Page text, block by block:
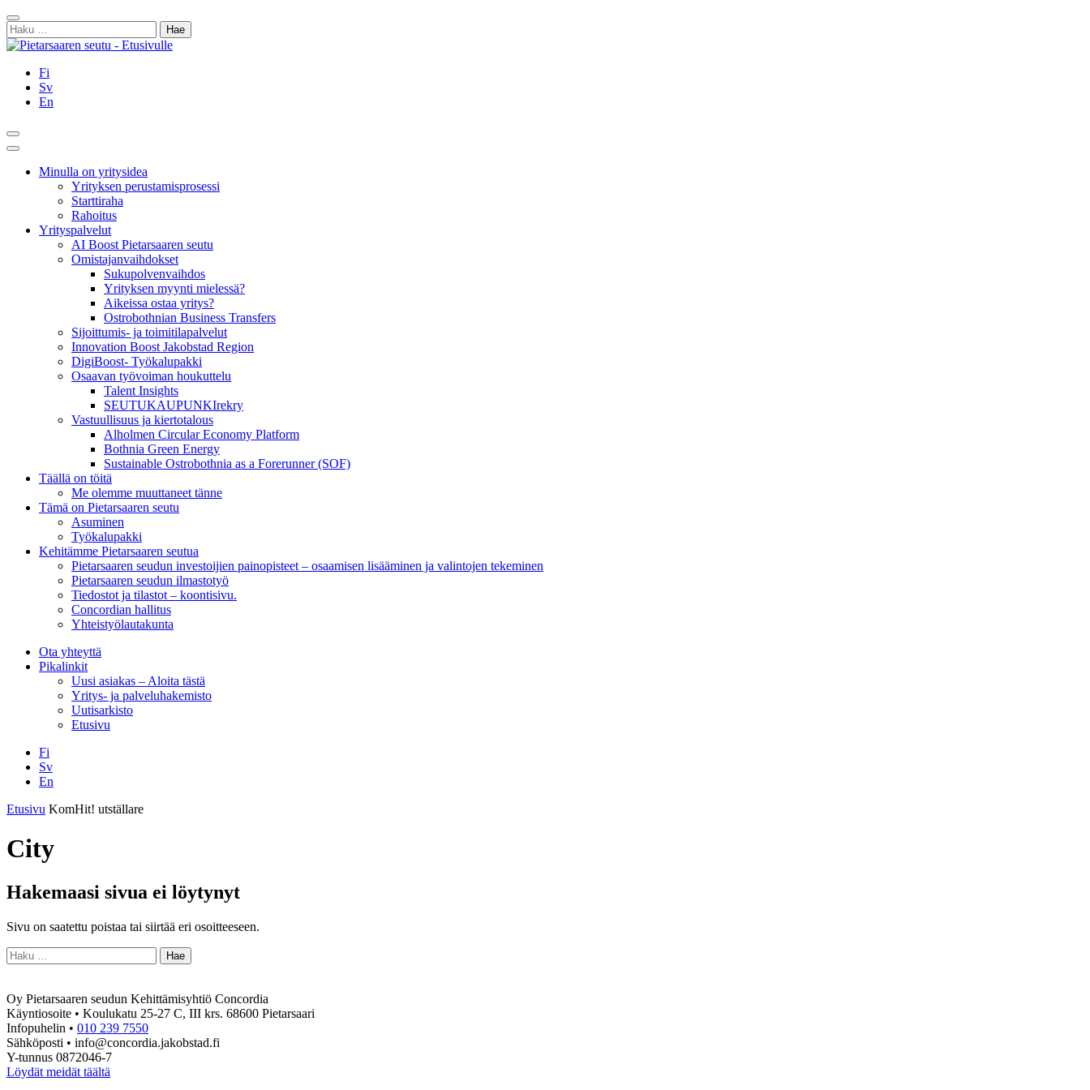
Siirry
sisältöön
Sulje
Haku:
Fi
Sv
En
Hae
Päävalikko
Minulla on yritysidea
Yrityksen perustamisprosessi
Starttiraha
Rahoitus
Yrityspalvelut
AI Boost Pietarsaaren seutu
Omistajanvaihdokset
Sukupolvenvaihdos
Yrityksen myynti mielessä?
Aikeissa ostaa yritys?
Ostrobothnian Business Transfers
Sijoittumis- ja toimitilapalvelut
Innovation Boost Jakobstad Region
DigiBoost- Työkalupakki
Osaavan työvoiman houkuttelu
Talent Insights
SEUTUKAUPUNKIrekry
Vastuullisuus ja kiertotalous
Alholmen Circular Economy Platform
Bothnia Green Energy
Sustainable Ostrobothnia as a Forerunner (SOF)
Täällä on töitä
Me olemme muuttaneet tänne
Tämä on Pietarsaaren seutu
Asuminen
Työkalupakki
Kehitämme Pietarsaaren seutua
Pietarsaaren seudun investoijien painopisteet – osaamisen lisääminen ja valintojen tekeminen
Pietarsaaren seudun ilmastotyö
Tiedostot ja tilastot – koontisivu.
Concordian hallitus
Yhteistyölautakunta
Ota yhteyttä
Pikalinkit
Uusi asiakas – Aloita tästä
Yritys- ja palveluhakemisto
Uutisarkisto
Etusivu
Fi
Sv
En
Facebook
Instagram
LinkedIN
YouTube
Etusivu KomHit! utställare
City
Hakemaasi sivua ei löytynyt
Sivu on saatettu poistaa tai siirtää eri osoitteeseen.
Haku:
Oy Pietarsaaren seudun Kehittämisyhtiö Concordia
Käyntiosoite • Koulukatu 25-27 C, III krs. 68600 Pietarsaari
Infopuhelin • 010 239 7550
Sähköposti • info@concordia.jakobstad.fi
Y-tunnus 0872046-7
Löydät meidät täältä